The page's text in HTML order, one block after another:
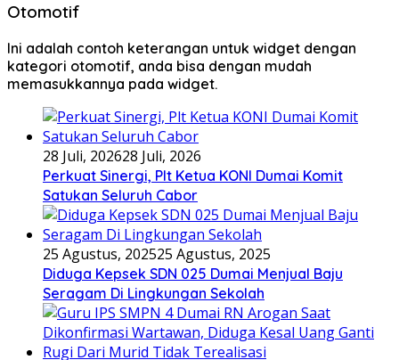
Otomotif
Ini adalah contoh keterangan untuk widget dengan
kategori otomotif, anda bisa dengan mudah
memasukkannya pada widget.
28 Juli, 202628 Juli, 2026
Perkuat Sinergi, Plt Ketua KONI Dumai Komit
Satukan Seluruh Cabor
25 Agustus, 202525 Agustus, 2025
Diduga Kepsek SDN 025 Dumai Menjual Baju
Seragam Di Lingkungan Sekolah